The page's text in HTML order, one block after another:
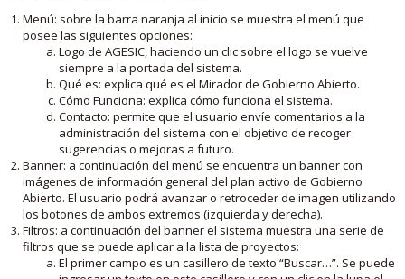
Menú: sobre la barra naranja al inicio se muestra el menú que
posee las siguientes opciones:
Logo de AGESIC, haciendo un clic sobre el logo se vuelve
siempre a la portada del sistema.
Qué es: explica qué es el Mirador de Gobierno Abierto.
Cómo Funciona: explica cómo funciona el sistema.
Contacto: permite que el usuario envíe comentarios a la
administración del sistema con el objetivo de recoger
sugerencias o mejoras a futuro.
Banner: a continuación del menú se encuentra un banner con
imágenes de información general del plan activo de Gobierno
Abierto. El usuario podrá avanzar o retroceder de imagen utilizando
los botones de ambos extremos (izquierda y derecha).
Filtros: a continuación del banner el sistema muestra una serie de
filtros que se puede aplicar a la lista de proyectos:
El primer campo es un casillero de texto “Buscar…”. Se puede